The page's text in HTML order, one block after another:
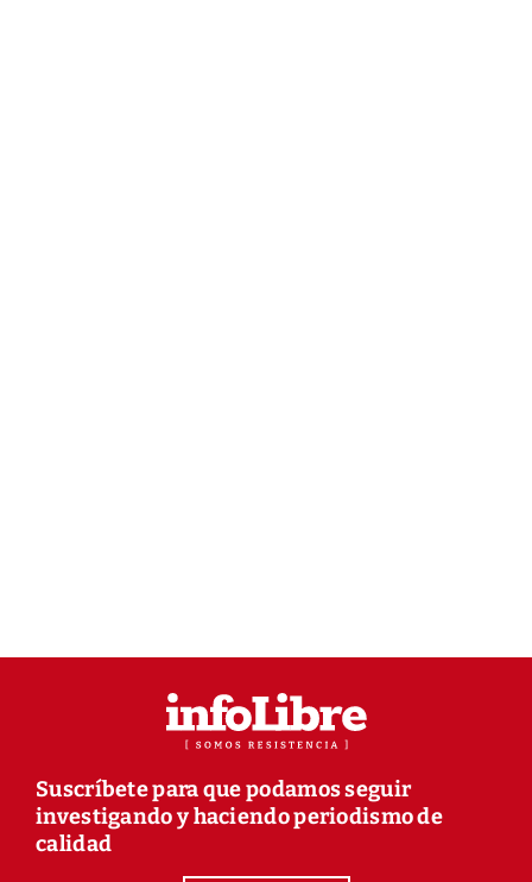
Suscríbete para que podamos seguir
investigando y haciendo periodismo de
calidad